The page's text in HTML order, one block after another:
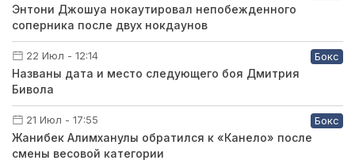
Энтони Джошуа нокаутировал непобежденного
соперника после двух нокдаунов
22 Июл - 12:14 Бокс
Названы дата и место следующего боя Дмитрия
Бивола
21 Июл - 17:55 Бокс
Жанибек Алимханулы обратился к «Канело» после
смены весовой категории